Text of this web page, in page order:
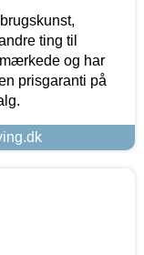
ting til
og har
prisgaranti på